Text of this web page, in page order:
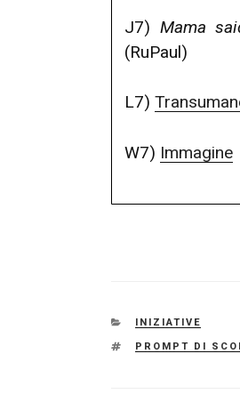
J7) Mama
(RuPaul)
L7)
W7) Immagine
CATEGORIE
INIZIATIVE
TAG
PROMPT DI